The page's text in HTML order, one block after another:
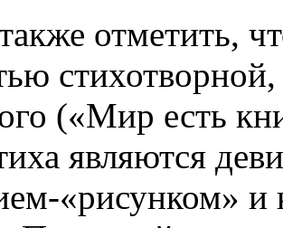
отметить,
(«Мир есть
являются
«рисунком» и